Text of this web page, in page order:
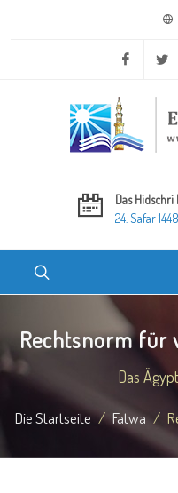
Facebook
Das Hidschri
24. Safar 1448
Rechtsnorm für
Das
Die Startseite Fatwa